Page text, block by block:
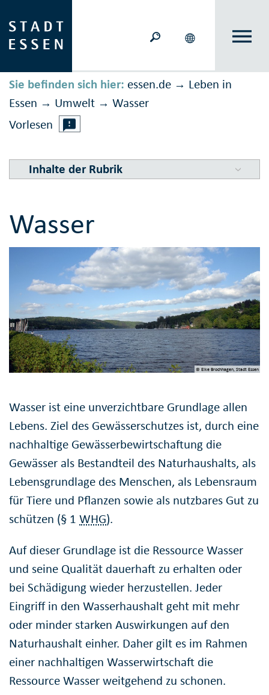
Sie befinden sich hier: essen.de → Leben in
Essen → Umwelt → Wasser
Vorlesen
Inhalte der Rubrik
Wasser
© Elke Brochhagen, Stadt Essen
Wasser ist eine unverzichtbare Grundlage allen
Lebens. Ziel des Gewässerschutzes ist, durch eine
nachhaltige Gewässerbewirtschaftung die
Gewässer als Bestandteil des Naturhaushalts, als
Lebensgrundlage des Menschen, als Lebensraum
für Tiere und Pflanzen sowie als nutzbares Gut zu
schützen (§ 1 WHG).
Auf dieser Grundlage ist die Ressource Wasser
und seine Qualität dauerhaft zu erhalten oder
bei Schädigung wieder herzustellen. Jeder
Eingriff in den Wasserhaushalt geht mit mehr
oder minder starken Auswirkungen auf den
Naturhaushalt einher. Daher gilt es im Rahmen
einer nachhaltigen Wasserwirtschaft die
Ressource Wasser weitgehend zu schonen.